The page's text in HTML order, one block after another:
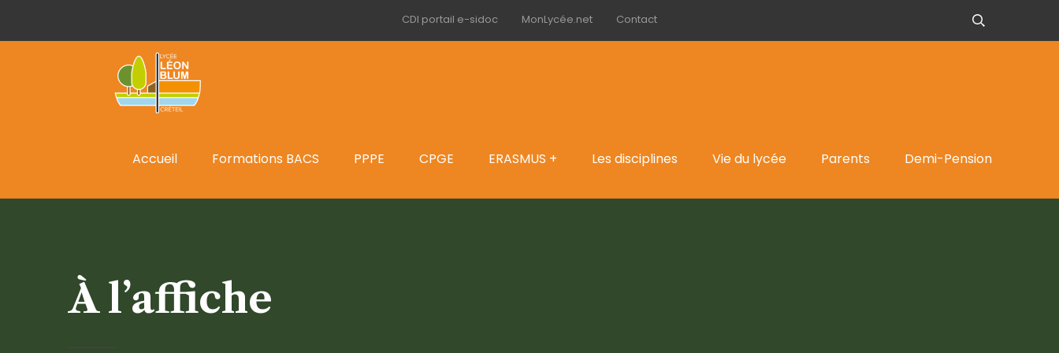
CDI portail e-sidoc MonLycée.net Contact
Accueil Formations BACS PPPE CPGE ERASMUS + Les disciplines Vie du lycée Parents Demi-Pension
À l’affiche